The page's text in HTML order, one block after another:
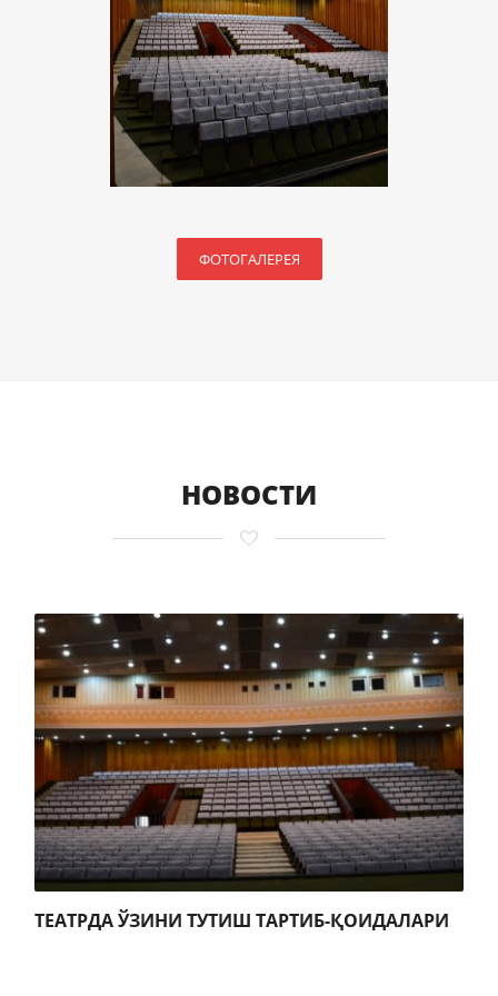
ФОТОГАЛЕРЕЯ
НОВОСТИ
ТЕАТРДА ЎЗИНИ ТУТИШ ТАРТИБ-ҚОИДАЛАРИ